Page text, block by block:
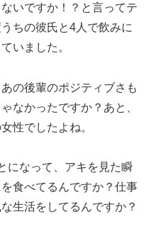
いですか！？と言ってテ
ちの彼氏と4人で飲みに
いました。
の後輩のポジティブさも
なかったですか？あと、
性でしたよね。
になって、アキを見た瞬
食べてるんですか？仕事
生活をしてるんですか？